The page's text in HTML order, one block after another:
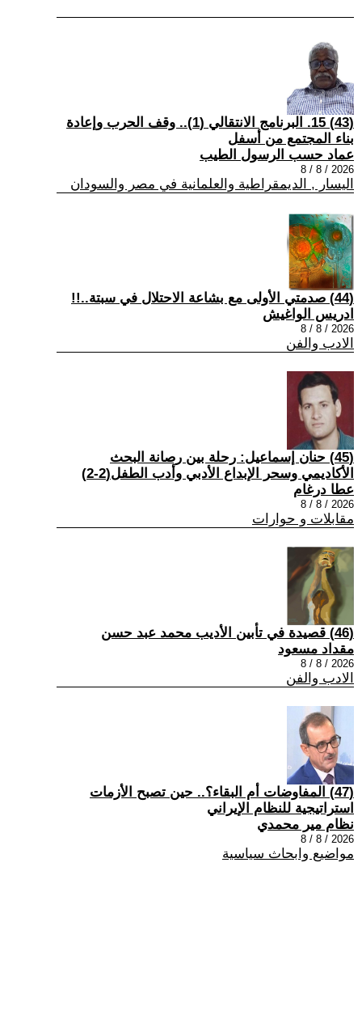
(43) 15. البرنامج الانتقالي (1).. وقف الحرب وإعادة
بناء المجتمع من أسفل
عماد حسب الرسول الطيب
2026 / 8 / 8
اليسار , الديمقراطية والعلمانية في مصر والسودان
(44) صدمتي الأولى مع بشاعة الاحتلال في سبتة..!!
ادريس الواغيش
2026 / 8 / 8
الادب والفن
(45) حنان إسماعيل: رحلة بين رصانة البحث
الأكاديمي وسحر الإبداع الأدبي وأدب الطفل(2-2)
عطا درغام
2026 / 8 / 8
مقابلات و حوارات
(46) قصيدة في تأبين الأديب محمد عبد حسن
مقداد مسعود
2026 / 8 / 8
الادب والفن
(47) المفاوضات أم البقاء؟.. حين تصبح الأزمات
استراتيجية للنظام الإيراني
نظام مير محمدي
2026 / 8 / 8
مواضيع وابحاث سياسية